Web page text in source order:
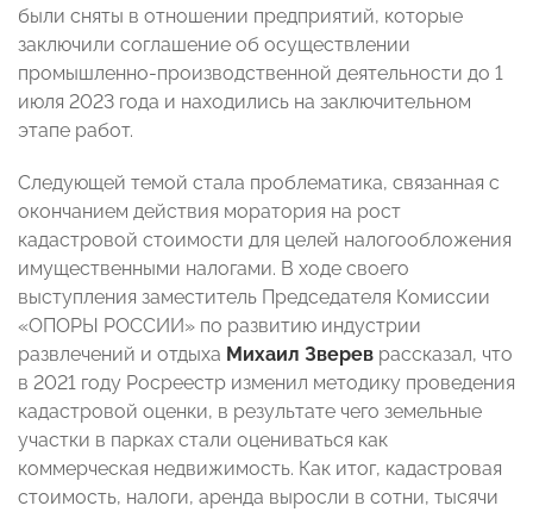
были сняты в отношении предприятий, которые
заключили соглашение об осуществлении
промышленно-производственной деятельности до 1
июля 2023 года и находились на заключительном
этапе работ.
Следующей темой стала проблематика, связанная с
окончанием действия моратория на рост
кадастровой стоимости для целей налогообложения
имущественными налогами. В ходе своего
выступления заместитель Председателя Комиссии
«ОПОРЫ РОССИИ» по развитию индустрии
развлечений и отдыха Михаил Зверев рассказал, что
в 2021 году Росреестр изменил методику проведения
кадастровой оценки, в результате чего земельные
участки в парках стали оцениваться как
коммерческая недвижимость. Как итог, кадастровая
стоимость, налоги, аренда выросли в сотни, тысячи